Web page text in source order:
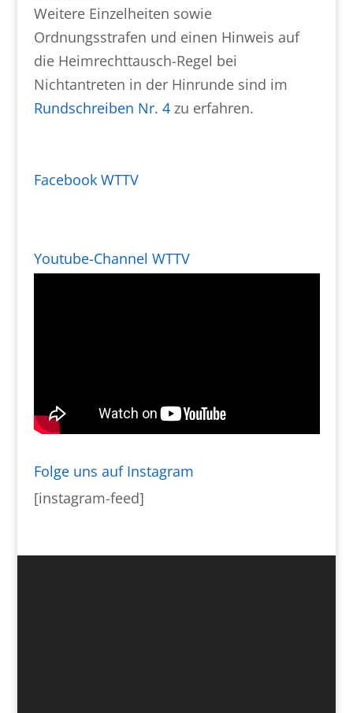
Weitere Einzelheiten sowie
Ordnungsstrafen und einen Hinweis auf
die Heimrechttausch-Regel bei
Nichtantreten in der Hinrunde sind im
Rundschreiben Nr. 4zu erfahren.
Facebook WTTV
Youtube-Channel WTTV
Folge uns auf Instagram
[instagram-feed]